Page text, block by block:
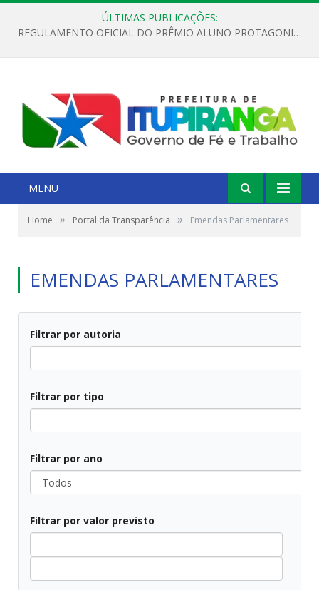
ÚLTIMAS PUBLICAÇÕES:
REGULAMENTO OFICIAL DO PRÊMIO ALUNO PROTAGONISTA – EDIÇÃO 2026
MENU
Home » Portal da Transparência » Emendas Parlamentares
EMENDAS PARLAMENTARES
Filtrar por autoria
Filtrar por tipo
Filtrar por ano
Filtrar por valor previsto